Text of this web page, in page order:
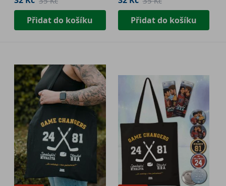
Přidat do košíku Přidat do košíku